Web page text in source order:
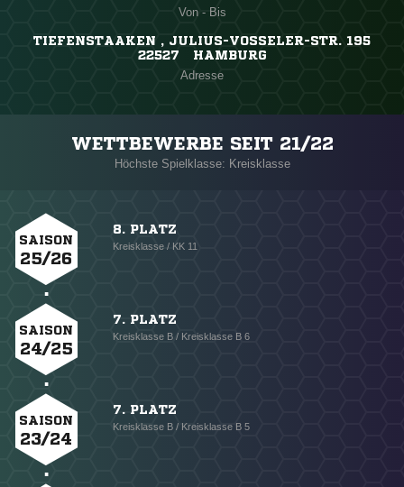
Von - Bis
TIEFENSTAAKEN , JULIUS-VOSSELER-STR. 195
22527 HAMBURG
Adresse
WETTBEWERBE SEIT 21/22
Höchste Spielklasse: Kreisklasse
SAISON
25/26
8. PLATZ
Kreisklasse / KK 11
SAISON
24/25
7. PLATZ
Kreisklasse B / Kreisklasse B 6
SAISON
23/24
7. PLATZ
Kreisklasse B / Kreisklasse B 5